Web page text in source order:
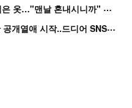
홍
진영, '임신설' 종결 작정하고 입은 옷…"맨날 혼내시니까" 억울
'
흑백' 김도윤♥배우 김서연, 4년만 공개열애 시작..드디어 SNS에 노출 [핫피...